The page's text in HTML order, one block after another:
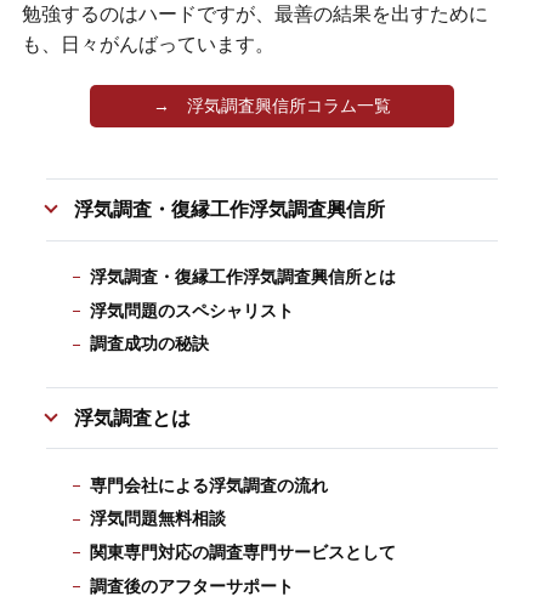
勉強するのはハードですが、最善の結果を出すために
も、日々がんばっています。
→ 浮気調査興信所コラム一覧
浮気調査・復縁工作浮気調査興信所
浮気調査・復縁工作浮気調査興信所とは
浮気問題のスペシャリスト
調査成功の秘訣
浮気調査とは
専門会社による浮気調査の流れ
浮気問題無料相談
関東専門対応の調査専門サービスとして
調査後のアフターサポート